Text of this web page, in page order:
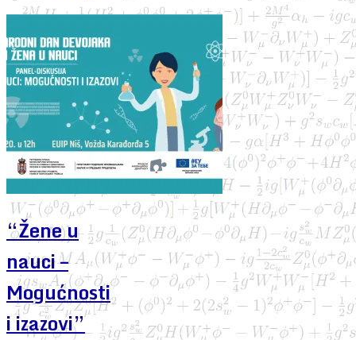
“Žene u
nauci –
Mogućnosti
i izazovi”